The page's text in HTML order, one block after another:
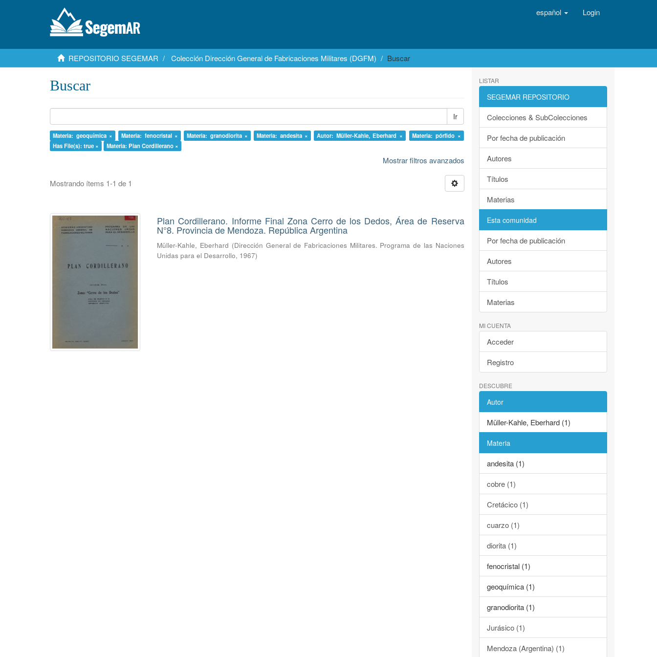
español Login
REPOSITORIO SEGEMAR Colección Dirección General de Fabricaciones Militares (DGFM) Buscar
Buscar
Ir
Materia: geoquímica × Materia: fenocristal × Materia: granodiorita × Materia: andesita × Autor: Müller-Kahle, Eberhard ×
Materia: pórfido ×
Has File(s): true ×
Materia: Plan Cordillerano ×
Mostrar filtros avanzados
Mostrando ítems 1-1 de 1
Plan Cordillerano. Informe Final Zona Cerro de los Dedos, Área de Reserva
N°8. Provincia de Mendoza. República Argentina
Müller-Kahle, Eberhard (Dirección General de Fabricaciones Militares. Programa de las Naciones
Unidas para el Desarrollo, 1967)
LISTAR
SEGEMAR REPOSITORIO
Colecciones & SubColecciones
Por fecha de publicación
Autores
Títulos
Materias
Esta comunidad
Por fecha de publicación
Autores
Títulos
Materias
MI CUENTA
Acceder
Registro
DESCUBRE
Autor
Müller-Kahle, Eberhard (1)
Materia
andesita (1)
cobre (1)
Cretácico (1)
cuarzo (1)
diorita (1)
fenocristal (1)
geoquímica (1)
granodiorita (1)
Jurásico (1)
Mendoza (Argentina) (1)